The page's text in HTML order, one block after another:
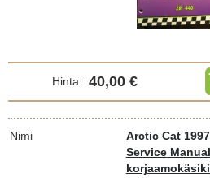
Hinta: 40,00 €
Nimi
Arctic Cat
Service